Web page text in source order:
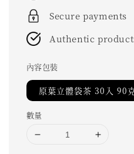
Secure payments
Authentic
內容包裝
原葉立體袋茶 30入 90
數量